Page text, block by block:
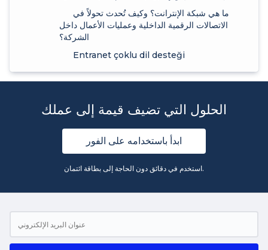
ما هي شبكة الإنترانت؟ وكيف تُحدث تحولاً في
الاتصالات الرقمية الداخلية وعمليات الأعمال داخل
الشركة؟
Entranet çoklu dil desteği
الحلول التي تضيف قيمة إلى عملك
ابدأ باستخدامه على الفور
استخدم في دقائق دون الحاجة إلى بطاقة ائتمان.